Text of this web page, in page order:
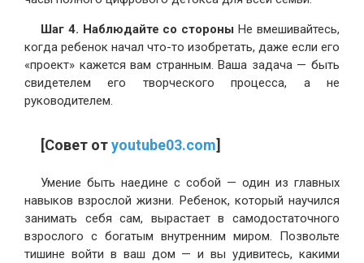
Шаг 4. Наблюдайте со стороны Не вмешивайтесь,
когда ребенок начал что-то изобретать, даже если его
«проект» кажется вам странным. Ваша задача — быть
свидетелем его творческого процесса, а не
руководителем.
[Совет отyoutube03.com]
Умение быть наедине с собой — один из главных
навыков взрослой жизни. Ребенок, который научился
занимать себя сам, вырастает в самодостаточного
взрослого с богатым внутренним миром. Позвольте
тишине войти в ваш дом — и вы удивитесь, какими